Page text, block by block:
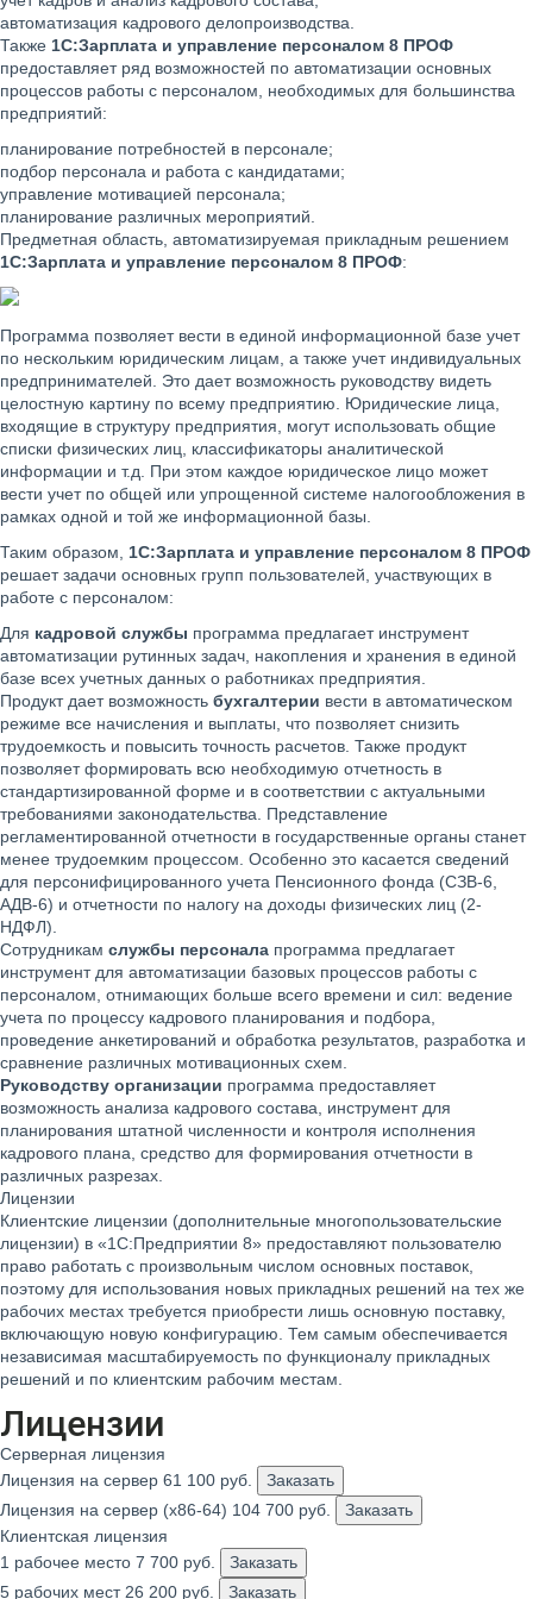
автоматизация кадрового делопроизводства.
Также 1С:Зарплата и управление персоналом 8 ПРОФ
предоставляет ряд возможностей по автоматизации основных
процессов работы с персоналом, необходимых для большинства
предприятий:
планирование потребностей в персонале;
подбор персонала и работа с кандидатами;
управление мотивацией персонала;
планирование различных мероприятий.
Предметная область, автоматизируемая прикладным решением
1С:Зарплата и управление персоналом 8 ПРОФ:
Программа позволяет вести в единой информационной базе учет
по нескольким юридическим лицам, а также учет индивидуальных
предпринимателей. Это дает возможность руководству видеть
целостную картину по всему предприятию. Юридические лица,
входящие в структуру предприятия, могут использовать общие
списки физических лиц, классификаторы аналитической
информации и т.д. При этом каждое юридическое лицо может
вести учет по общей или упрощенной системе налогообложения в
рамках одной и той же информационной базы.
Таким образом, 1С:Зарплата и управление персоналом 8 ПРОФ
решает задачи основных групп пользователей, участвующих в
работе с персоналом:
Для кадровой службы программа предлагает инструмент
автоматизации рутинных задач, накопления и хранения в единой
базе всех учетных данных о работниках предприятия.
Продукт дает возможность бухгалтерии вести в автоматическом
режиме все начисления и выплаты, что позволяет снизить
трудоемкость и повысить точность расчетов. Также продукт
позволяет формировать всю необходимую отчетность в
стандартизированной форме и в соответствии с актуальными
требованиями законодательства. Представление
регламентированной отчетности в государственные органы станет
менее трудоемким процессом. Особенно это касается сведений
для персонифицированного учета Пенсионного фонда (СЗВ-6,
АДВ-6) и отчетности по налогу на доходы физических лиц (2-
НДФЛ).
Сотрудникам службы персонала программа предлагает
инструмент для автоматизации базовых процессов работы с
персоналом, отнимающих больше всего времени и сил: ведение
учета по процессу кадрового планирования и подбора,
проведение анкетирований и обработка результатов, разработка и
сравнение различных мотивационных схем.
Руководству организации программа предоставляет
возможность анализа кадрового состава, инструмент для
планирования штатной численности и контроля исполнения
кадрового плана, средство для формирования отчетности в
различных разрезах.
Лицензии
Клиентские лицензии (дополнительные многопользовательские
лицензии) в «1С:Предприятии 8» предоставляют пользователю
право работать с произвольным числом основных поставок,
поэтому для использования новых прикладных решений на тех же
рабочих местах требуется приобрести лишь основную поставку,
включающую новую конфигурацию. Тем самым обеспечивается
независимая масштабируемость по функционалу прикладных
решений и по клиентским рабочим местам.
Лицензии
Серверная лицензия
Лицензия на сервер 61 100 руб.
Заказать
Лицензия на сервер (x86-64) 104 700 руб.
Заказать
Клиентская лицензия
1 рабочее место 7 700 руб.
Заказать
5 рабочих мест 26 200 руб. Заказать